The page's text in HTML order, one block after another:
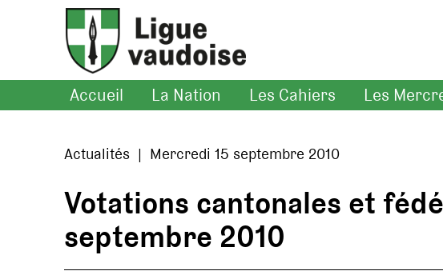
Accueil La Nation Les Cahiers Les
Actualités | Mercredi 15 septembre 2010
Votations cantonales et
septembre 2010